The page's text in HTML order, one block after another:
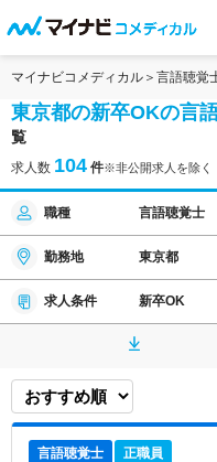
マイナビコメディカル 言語聴覚
東京都の新卒OKの言
覧
求人数 104 件※非公開求人を除く
職種 言語聴覚士
勤務地 東京都
求人条件 新卒OK
言語聴覚士 正職員